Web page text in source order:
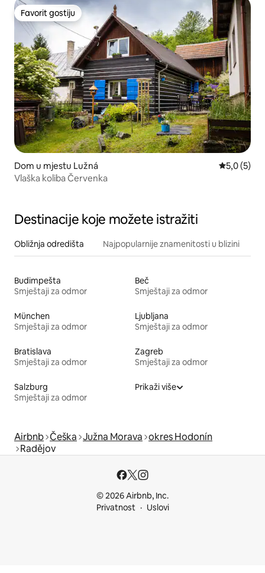
Favorit gostiju
Favorit gostiju
Dom u mjestu Lužná Prosječna
5,0 (5)
Vlaška koliba Červenka
Destinacije koje možete istražiti
Obližnja odredišta Najpopularnije znamenitosti u blizini
Budimpešta
Smještaji za odmor
Beč
Smještaji za odmor
München
Smještaji za odmor
Ljubljana
Smještaji za odmor
Bratislava
Smještaji za odmor
Zagreb
Smještaji za odmor
Salzburg
Smještaji za odmor
Prikaži više
Airbnb Češka Južna Morava okres Hodonín
Radějov
© 2026 Airbnb, Inc.
Privatnost
Uslovi